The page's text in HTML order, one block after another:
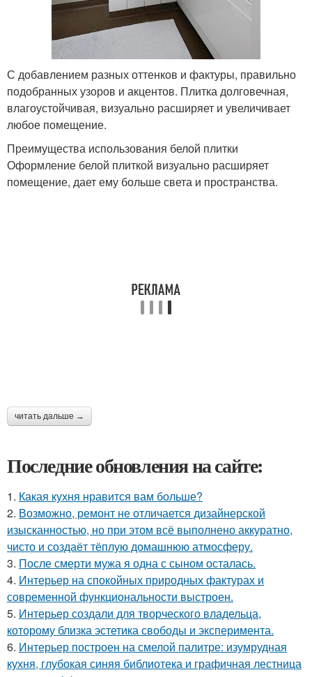
С добавлением разных оттенков и фактуры, правильно
подобранных узоров и акцентов. Плитка долговечная,
влагоустойчивая, визуально расширяет и увеличивает
любое помещение.
Преимущества использования белой плитки
Оформление белой плиткой визуально расширяет
помещение, дает ему больше света и пространства.
читать дальше →
Последние обновления на сайте:
1. Какая кухня нравится вам больше?
2. Возможно, ремонт не отличается дизайнерской
изысканностью, но при этом всё выполнено аккуратно,
чисто и создаёт тёплую домашнюю атмосферу.
3. После смерти мужа я одна с сыном осталась.
4. Интерьер на спокойных природных фактурах и
современной функциональности выстроен.
5. Интерьер создали для творческого владельца,
которому близка эстетика свободы и эксперимента.
6. Интерьер построен на смелой палитре: изумрудная
кухня, глубокая синяя библиотека и графичная лестница